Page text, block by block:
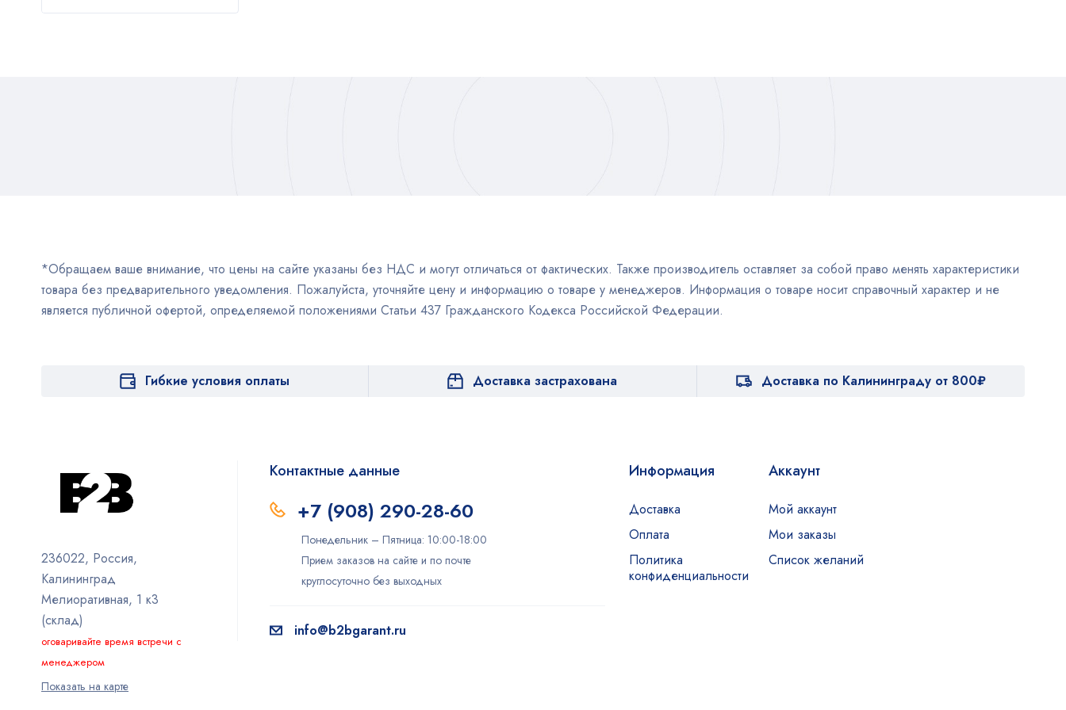
*Обращаем ваше внимание, что цены на сайте указаны без НДС и могут отличаться от фактических. Также производитель оставляет за собой право менять характеристики
товара без предварительного уведомления. Пожалуйста, уточняйте цену и информацию о товаре у менеджеров. Информация о товаре носит справочный характер и не
является публичной офертой, определяемой положениями Статьи 437 Гражданского Кодекса Российской Федерации.
Гибкие условия оплаты Доставка застрахована Доставка по Калининграду от 800₽
236022, Россия,
Калининград
Мелиоративная, 1 к3
(склад)
оговаривайте время встречи с
менеджером
Показать на карте
Контактные данные
+7 (908) 290-28-60
Понедельник – Пятница: 10:00-18:00
Прием заказов на сайте и по почте
круглосуточно без выходных
info@b2bgarant.ru
Информация
Доставка
Оплата
Политика
конфиденциальности
Аккаунт
Мой аккаунт
Мои заказы
Список желаний